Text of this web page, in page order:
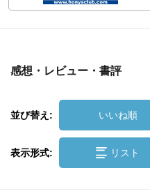
感想・レビュー・書評
並び替え: いいね順
表示形式: リスト